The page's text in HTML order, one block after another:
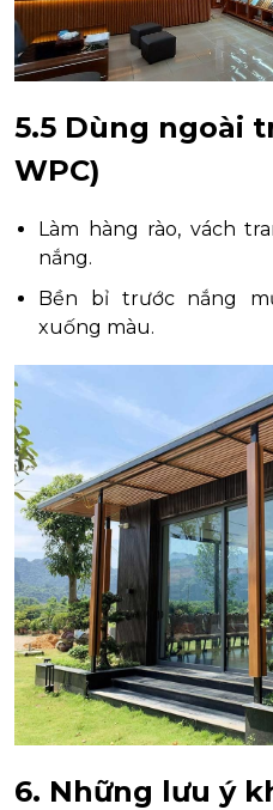
5.5 Dùng ngoài
WPC)
Làm hàng rào, vách
nắng.
Bền bỉ trước nắng
xuống màu.
6. Những lưu ý